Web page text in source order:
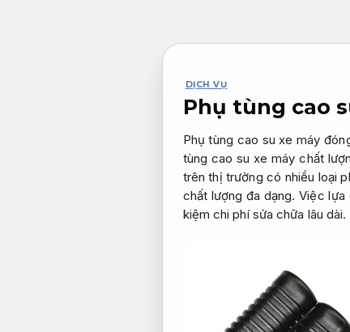
DỊCH VỤ
Phụ tùng cao
Phụ tùng cao su xe máy
tùng cao su xe máy chất
trên thị trường có nhiều loại
chất lượng đa dạng. Việc
kiệm chi phí sửa chữa lâu dài.